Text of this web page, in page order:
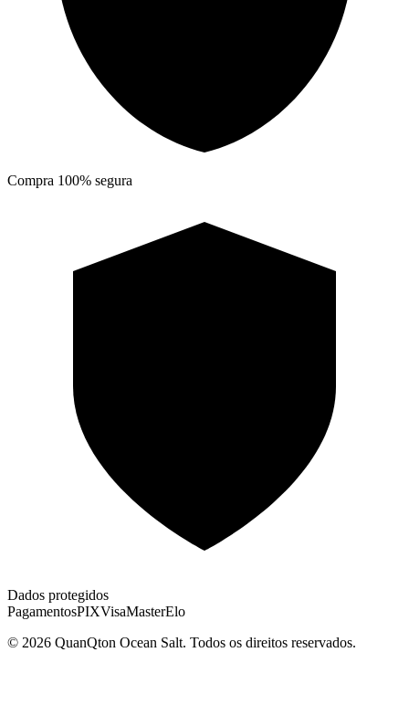
Compra 100% segura
Dados protegidos
PagamentosPIXVisaMasterElo
© 2026 QuanQton Ocean Salt. Todos os direitos reservados.